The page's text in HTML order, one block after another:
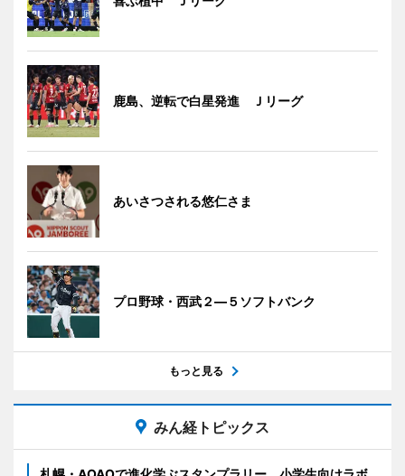
鹿島、逆転で白星発進 Ｊリーグ
あいさつされる悠仁さま
プロ野球・西武２―５ソフトバンク
もっと見る
みん経トピックス